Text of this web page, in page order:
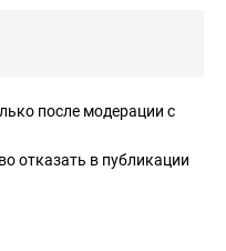
после модерации с
отказать в публикации